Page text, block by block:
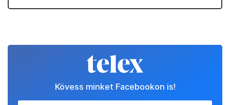
Kövess minket Facebookon is!